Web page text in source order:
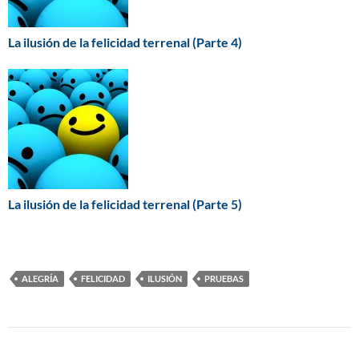
La ilusión de la felicidad terrenal (Parte 4)
La ilusión de la felicidad terrenal (Parte 5)
ALEGRÍA FELICIDAD ILUSIÓN PRUEBAS